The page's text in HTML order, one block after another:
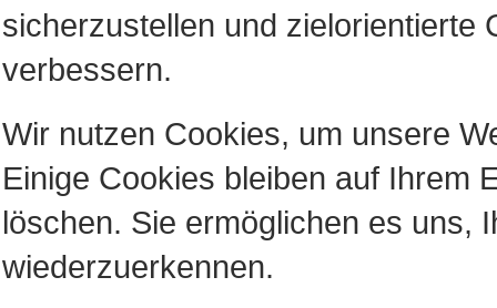
sicherzustellen und zielorientierte
verbessern.
Wir nutzen Cookies, um unsere
Einige Cookies bleiben auf Ihrem
löschen. Sie ermöglichen es uns,
wiederzuerkennen.